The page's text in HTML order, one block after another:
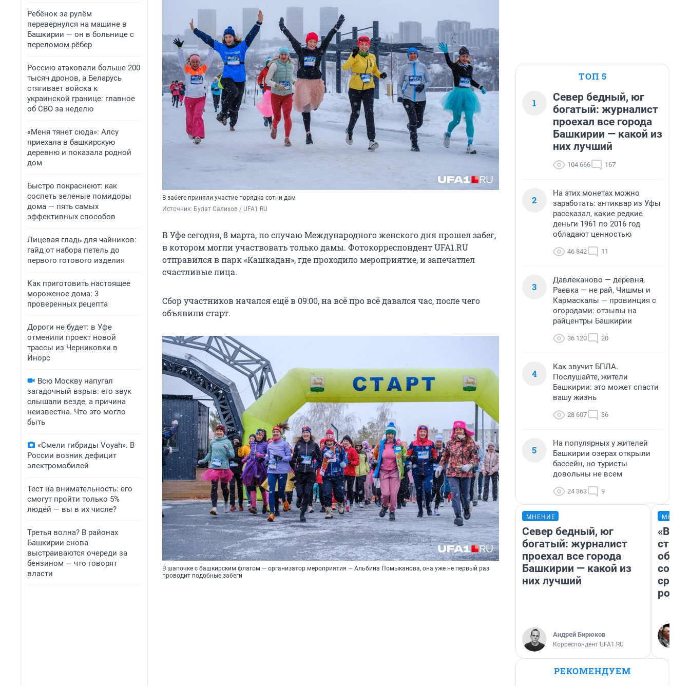
Ребёнок за рулём
перевернулся на машине в
Башкирии — он в больнице с
переломом рёбер
Россию атаковали больше 200
тысяч дронов, а Беларусь
стягивает войска к
украинской границе: главное
об СВО за неделю
«Меня тянет сюда»: Алсу
приехала в башкирскую
деревню и показала родной
дом
Быстро покраснеют: как
соспеть зеленые помидоры
дома — пять самых
эффективных способов
Лицевая гладь для чайников:
гайд от набора петель до
первого готового изделия
Как приготовить настоящее
мороженое дома: 3
проверенных рецепта
Дороги не будет: в Уфе
отменили проект новой
трассы из Черниковки в
Инорс
Всю Москву напугал
загадочный взрыв: его звук
слышали везде, а причина
неизвестна. Что это могло
быть
«Смели гибриды Voyah». В
России возник дефицит
электромобилей
Тест на внимательность: его
смогут пройти только 5%
людей — вы в их числе?
Третья волна? В районах
Башкирии снова
выстраиваются очереди за
бензином — что говорят
власти
В забеге приняли участие порядка сотни дам
Источник: Булат Салихов / UFA1.RU
В Уфе сегодня, 8 марта, по случаю Международного женского дня прошел забег,
в котором могли участвовать только дамы. Фотокорреспондент UFA1.RU
отправился в парк «Кашкадан», где проходило мероприятие, и запечатлел
счастливые лица.
Сбор участников начался ещё в 09:00, на всё про всё давался час, после чего
объявили старт.
В шапочке с башкирским флагом — организатор мероприятия — Альбина Помыканова, она уже не первый раз
проводит подобные забеги
ТОП 5
1
Север бедный, юг
богатый: журналист
проехал все города
Башкирии — какой из
них лучший
104 666 167
2
На этих монетах можно
заработать: антиквар из Уфы
рассказал, какие редкие
деньги 1961 по 2016 год
обладают ценностью
46 842 11
3
Давлеканово — деревня,
Раевка — не рай, Чишмы и
Кармаскалы — провинция с
огородами: отзывы на
райцентры Башкирии
36 120 20
4
Как звучит БПЛА.
Послушайте, жители
Башкирии: это может спасти
вашу жизнь
28 607 36
5
На популярных у жителей
Башкирии озерах открыли
бассейн, но туристы
довольны не всем
24 363 9
МНЕНИЕ
Север бедный, юг
богатый: журналист
проехал все города
Башкирии — какой из
них лучший
Андрей Бирюков
Корреспондент UFA1.RU
«В
РЕКОМЕНДУЕМ